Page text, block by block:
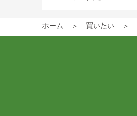
ホーム 買いたい